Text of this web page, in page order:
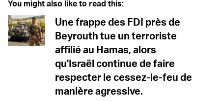
You might also like to read this:
Une frappe des FDI près de
Beyrouth tue un terroriste
affilié au Hamas, alors
qu'Israël continue de faire
respecter le cessez-le-feu de
manière agressive.